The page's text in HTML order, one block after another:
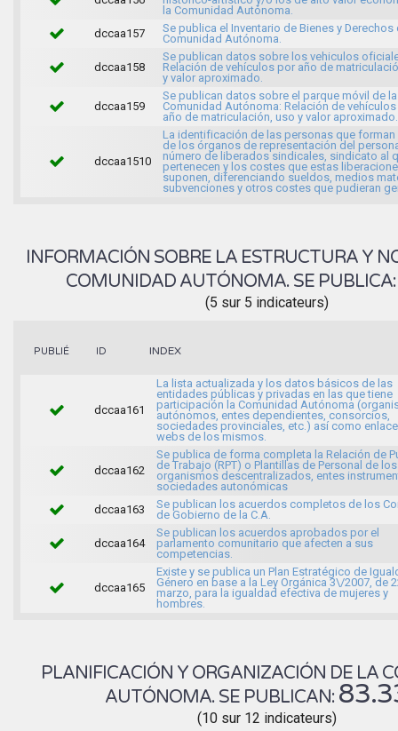
la Comunidad Autónoma.
dccaa157
Se publica el Inventario de Bienes y Derechos
Comunidad Autónoma.
dccaa158
Se publican datos sobre los vehiculos
Relación de vehículos por año de
y valor aproximado.
dccaa159
Se publican datos sobre el parque móvil de la
Comunidad Autónoma: Relación de
año de matriculación, uso y valor aproximado.
dccaa1510
La identificación de las personas que forman
de los órganos de representación del
número de liberados sindicales, sindicato al
pertenecen y los costes que estas
suponen, diferenciando sueldos, medios
subvenciones y otros costes que pudieran
INFORMACIÓN SOBRE LA ESTRUCTURA Y
COMUNIDAD AUTÓNOMA. SE
(5 sur 5 indicateurs)
PUBLIÉ ID INDEX
dccaa161
La lista actualizada y los datos básicos de las
entidades públicas y privadas en las que tiene
participación la Comunidad Autónoma
autónomos, entes dependientes, consorcios,
sociedades provinciales, etc.) así como
webs de los mismos.
dccaa162
Se publica de forma completa la Relación de
de Trabajo (RPT) o Plantillas de Personal de los
organismos descentralizados, entes
sociedades autonómicas
dccaa163
Se publican los acuerdos completos de los
de Gobierno de la C.A.
dccaa164
Se publican los acuerdos aprobados por el
parlamento comunitario que afecten a sus
competencias.
dccaa165
Existe y se publica un Plan Estratégico de
Género en base a la Ley Orgánica 3\/2007, de
marzo, para la igualdad efectiva de mujeres y
hombres.
PLANIFICACIÓN Y ORGANIZACIÓN DE LA
AUTÓNOMA. SE PUBLICAN:
(10 sur 12 indicateurs)